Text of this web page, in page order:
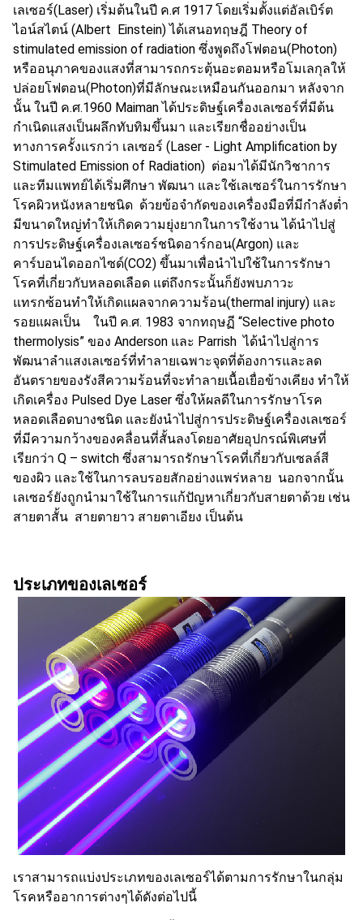
เลเซอร์(Laser) เริ่มต้นในปี ค.ศ 1917 โดยเริ่มตั้งแต่อัลเบิร์ต
ไอน์สไตน์ (Albert Einstein) ได้เสนอทฤษฎี Theory of
stimulated emission of radiation ซึ่งพูดถึงโฟตอน(Photon)
หรืออนุภาคของแสงที่สามารถกระตุ้นอะตอมหรือโมเลกุลให้
ปล่อยโฟตอน(Photon)ที่มีลักษณะเหมือนกันออกมา หลังจาก
นั้น ในปี ค.ศ.1960 Maiman ได้ประดิษฐ์เครื่องเลเซอร์ที่มีต้น
กำเนิดแสงเป็นผลึกทับทิมขึ้นมา และเรียกชื่ออย่างเป็น
ทางการครั้งแรกว่า เลเซอร์ (Laser - Light Amplification by
Stimulated Emission of Radiation) ต่อมาได้มีนักวิชาการ
และทีมแพทย์ได้เริ่มศึกษา พัฒนา และใช้เลเซอร์ในการรักษา
โรคผิวหนังหลายชนิด ด้วยข้อจำกัดของเครื่องมือที่มีกำลังต่ำ
มีขนาดใหญ่ทำให้เกิดความยุ่งยากในการใช้งาน ได้นำไปสู่
การประดิษฐ์เครื่องเลเซอร์ชนิดอาร์กอน(Argon) และ
คาร์บอนไดออกไซด์(CO2) ขึ้นมาเพื่อนำไปใช้ในการรักษา
โรคที่เกี่ยวกับหลอดเลือด แต่ถึงกระนั้นก็ยังพบภาวะ
แทรกซ้อนทำให้เกิดแผลจากความร้อน(thermal injury) และ
รอยแผลเป็น ในปี ค.ศ. 1983 จากทฤษฏี “Selective photo
thermolysis” ของ Anderson และ Parrish ได้นำไปสู่การ
พัฒนาลำแสงเลเซอร์ที่ทำลายเฉพาะจุดที่ต้องการและลด
อันตรายของรังสีความร้อนที่จะทำลายเนื้อเยื่อข้างเคียง ทำให้
เกิดเครื่อง Pulsed Dye Laser ซึ่งให้ผลดีในการรักษาโรค
หลอดเลือดบางชนิด และยังนำไปสู่การประดิษฐ์เครื่องเลเซอร์
ที่มีความกว้างของคลื่อนที่สั้นลงโดยอาศัยอุปกรณ์พิเศษที่
เรียกว่า Q – switch ซึ่งสามารถรักษาโรคที่เกี่ยวกับเซลล์สี
ของผิว และใช้ในการลบรอยสักอย่างแพร่หลาย นอกจากนั้น
เลเซอร์ยังถูกนำมาใช้ในการแก้ปัญหาเกี่ยวกับสายตาด้วย เช่น
สายตาสั้น สายตายาว สายตาเอียง เป็นต้น
ประเภทของเลเซอร์
เราสามารถแบ่งประเภทของเลเซอร์ได้ตามการรักษาในกลุ่ม
โรคหรืออาการต่างๆได้ดังต่อไปนี้